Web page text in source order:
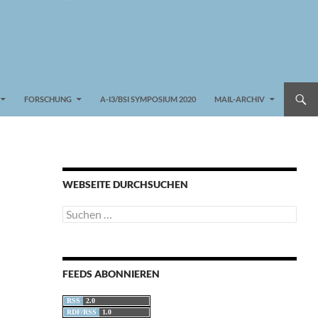
FORSCHUNG A-I3/BSI SYMPOSIUM 2020 MAIL-ARCHIV
WEBSEITE DURCHSUCHEN
Suchen
nach:
FEEDS ABONNIEREN
RSS
2.0
RDF/RSS
1.0